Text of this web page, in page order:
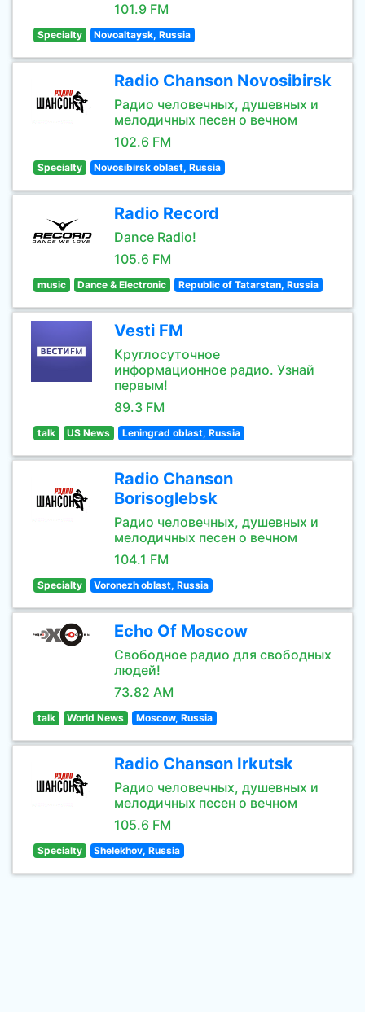
101.9 FM
Specialty Novoaltaysk, Russia
Radio Chanson Novosibirsk
Радио человечных, душевных и
мелодичных песен о вечном
102.6 FM
Specialty Novosibirsk oblast, Russia
Radio Record
Dance Radio!
105.6 FM
music Dance & Electronic Republic of Tatarstan, Russia
Vesti FM
Круглосуточное
информационное радио. Узнай
первым!
89.3 FM
talk US News Leningrad oblast, Russia
Radio Chanson
Borisoglebsk
Радио человечных, душевных и
мелодичных песен о вечном
104.1 FM
Specialty Voronezh oblast, Russia
Echo Of Moscow
Свободное радио для свободных
людей!
73.82 AM
talk World News Moscow, Russia
Radio Chanson Irkutsk
Радио человечных, душевных и
мелодичных песен о вечном
105.6 FM
Specialty Shelekhov, Russia